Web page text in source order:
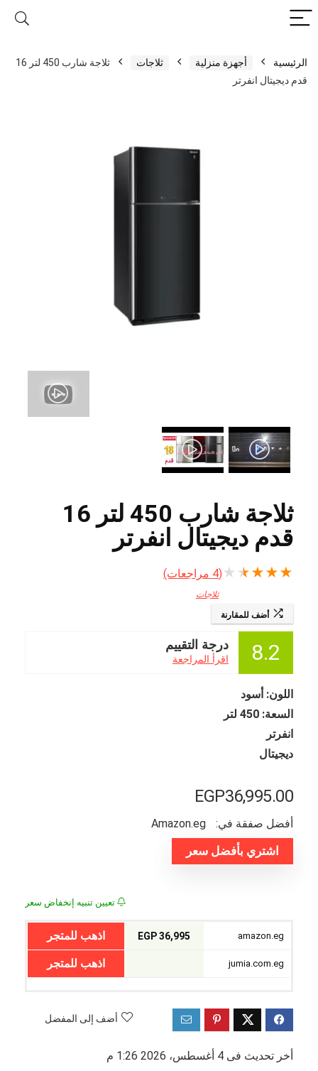
الرئيسية أجهزة منزلية ثلاجات
ثلاجة شارب 450 لتر 16
قدم ديجيتال انفرتر
ثلاجة شارب 450 لتر 16
قدم ديجيتال انفرتر
★
★
★
★
★
(
4 مراجعات)
ثلاجات
أضف للمقارنة
8.2 درجة التقييم
اقرأ المراجعة
اللون: أسود
السعة: 450 لتر
انفرتر
ديجيتال
EGP36,995.00
أفضل صفقة في: amazon.eg
اشتري بأفضل سعر
تعيين تنبيه إنخفاض سعر
36,995 EGP اذهب للمتجر
اذهب للمتجر
أضف إلى المفضل
أخر تحديث فى 4 أغسطس، 2026 1:26 م